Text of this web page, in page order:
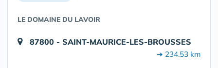
LE DOMAINE DU LAVOIR
87800 - SAINT-MAURICE-LES-BROUSSES
➔ 234.53 km